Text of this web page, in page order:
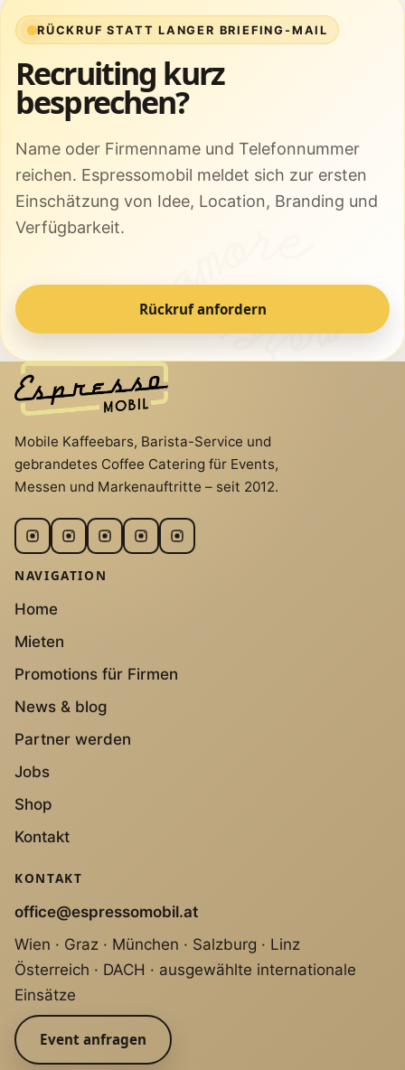
RÜCKRUF STATT LANGER BRIEFING-MAIL
Recruiting kurz
besprechen?
Name oder Firmenname und Telefonnummer
reichen. Espressomobil meldet sich zur ersten
Einschätzung von Idee, Location, Branding und
Verfügbarkeit.
Rückruf anfordern
Mobile Kaffeebars, Barista-Service und
gebrandetes Coffee Catering für Events,
Messen und Markenauftritte – seit 2012.
NAVIGATION
Home
Mieten
Promotions für Firmen
News & blog
Partner werden
Jobs
Shop
Kontakt
KONTAKT
office@espressomobil.at
Wien · Graz · München · Salzburg · Linz
Österreich · DACH · ausgewählte internationale
Einsätze
Event anfragen